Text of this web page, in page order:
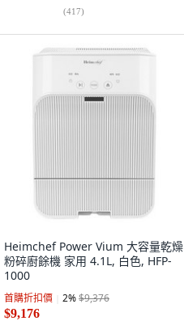
(417)
Heimchef Power Vium 大容量乾燥
粉碎廚餘機 家用 4.1L, 白色, HFP-
1000
首購折扣價 2%$9,376
$9,176